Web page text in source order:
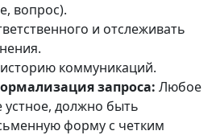
вопрос).
и отслеживать
коммуникаций.
запроса: Любое
должно быть
форму с четким